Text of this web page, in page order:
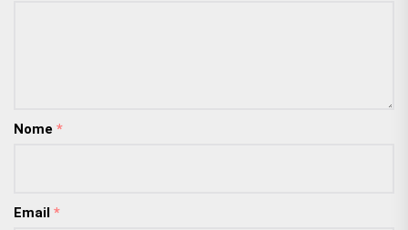
Nome *
Email *